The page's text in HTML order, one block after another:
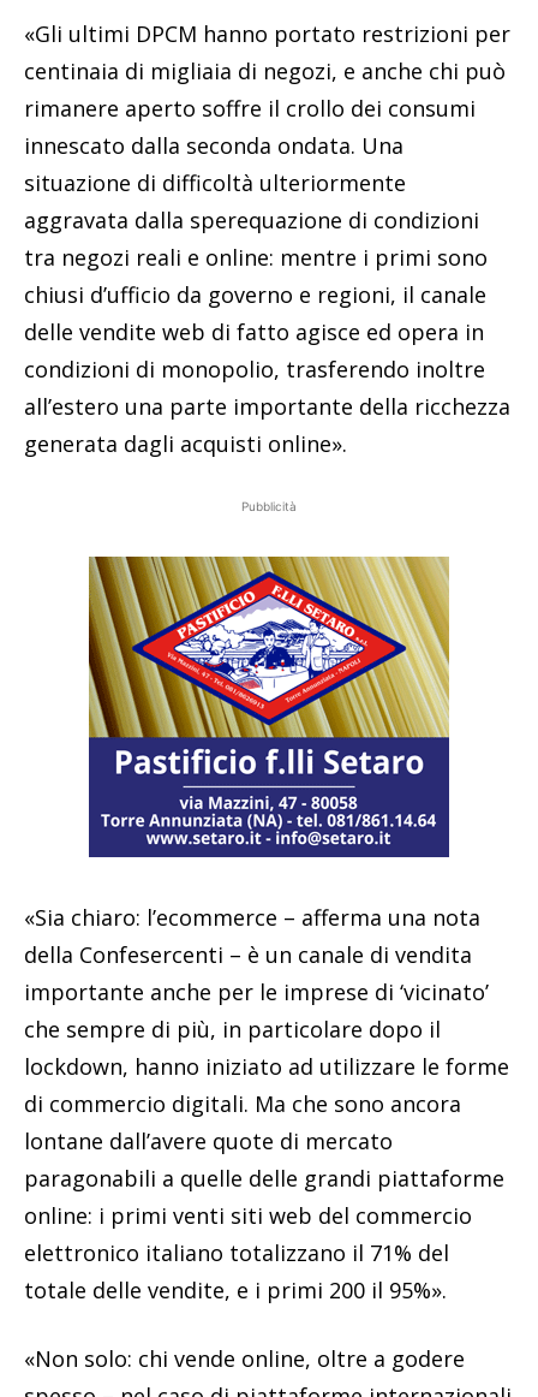
«Gli ultimi DPCM hanno portato restrizioni per
centinaia di migliaia di negozi, e anche chi può
rimanere aperto soffre il crollo dei consumi
innescato dalla seconda ondata. Una
situazione di difficoltà ulteriormente
aggravata dalla sperequazione di condizioni
tra negozi reali e online: mentre i primi sono
chiusi d’ufficio da governo e regioni, il canale
delle vendite web di fatto agisce ed opera in
condizioni di monopolio, trasferendo inoltre
all’estero una parte importante della ricchezza
generata dagli acquisti online».
Pubblicità
«Sia chiaro: l’ecommerce – afferma una nota
della Confesercenti – è un canale di vendita
importante anche per le imprese di ‘vicinato’
che sempre di più, in particolare dopo il
lockdown, hanno iniziato ad utilizzare le forme
di commercio digitali. Ma che sono ancora
lontane dall’avere quote di mercato
paragonabili a quelle delle grandi piattaforme
online: i primi venti siti web del commercio
elettronico italiano totalizzano il 71% del
totale delle vendite, e i primi 200 il 95%».
«Non solo: chi vende online, oltre a godere